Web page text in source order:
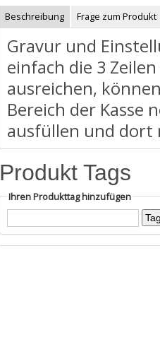
Beschreibung Frage zum Produkt
Gravur und
einfach die 3
ausreichen,
Bereich der Kasse
ausfüllen und dort
Produkt Tags
Ihren Produkttag hinzufügen